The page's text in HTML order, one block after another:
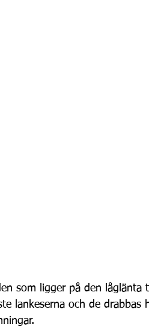
som ligger på den låglänta
lankeserna och de drabbas